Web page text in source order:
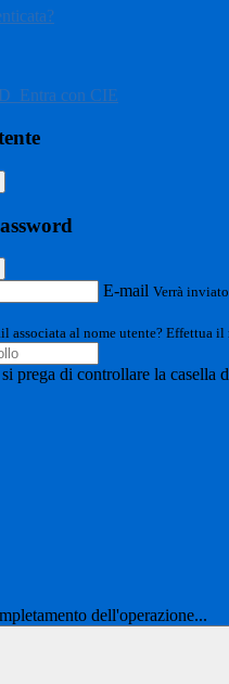
Entra con CIE
E-mail Verrà
associata al nome utente? Effettua
prega di controllare la casella
dell'operazione...